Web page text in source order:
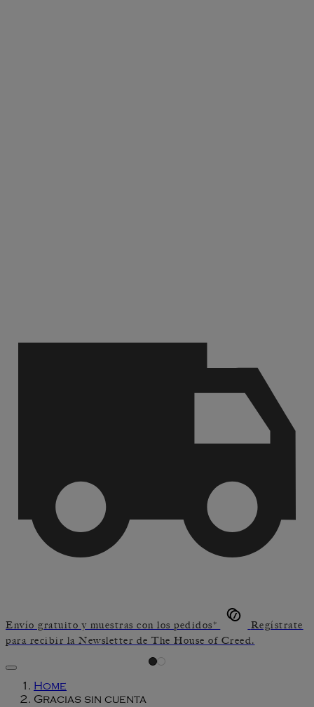
Envío gratuito y muestras con los pedidos*
Regístrate
para recibir la Newsletter de The House of Creed.
Home
Gracias sin cuenta